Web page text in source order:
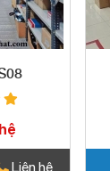
Liên hệ